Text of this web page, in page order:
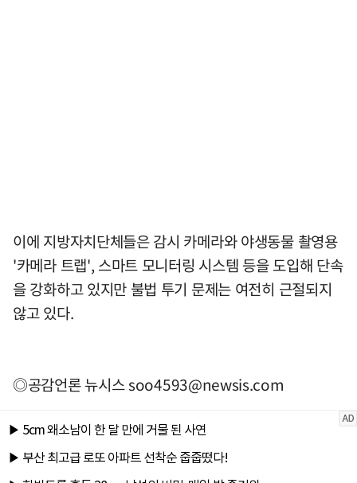
이에 지방자치단체들은 감시 카메라와 야생동물 촬영용
'카메라 트랩', 스마트 모니터링 시스템 등을 도입해 단속
을 강화하고 있지만 불법 투기 문제는 여전히 근절되지
않고 있다.
◎공감언론 뉴시스soo4593@newsis.com